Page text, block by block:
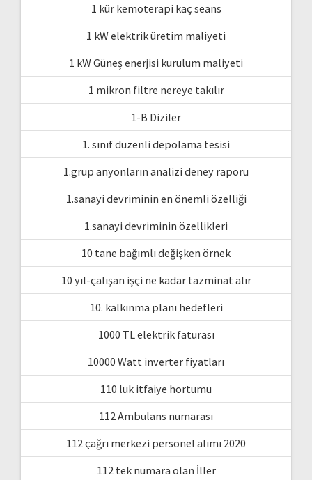
1 kür kemoterapi kaç seans
1 kW elektrik üretim maliyeti
1 kW Güneş enerjisi kurulum maliyeti
1 mikron filtre nereye takılır
1-B Diziler
1. sınıf düzenli depolama tesisi
1.grup anyonların analizi deney raporu
1.sanayi devriminin en önemli özelliği
1.sanayi devriminin özellikleri
10 tane bağımlı değişken örnek
10 yıl-çalışan işçi ne kadar tazminat alır
10. kalkınma planı hedefleri
1000 TL elektrik faturası
10000 Watt inverter fiyatları
110 luk itfaiye hortumu
112 Ambulans numarası
112 çağrı merkezi personel alımı 2020
112 tek numara olan İller